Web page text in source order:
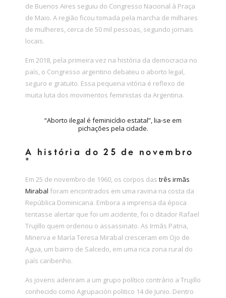
de Buenos Aires seguiu do Congresso Nacional à Praça
de Maio. A região ficou tomada pela marcha de milhares
de mulheres, cerca de 50 mil pessoas, segundo jornais
locais.
Em 2018, pela primeira vez na história da democracia no
país, o Congresso argentino debateu o aborto legal,
seguro e gratuito. Essa pequena vitória é reflexo de
muita luta dos movimentos feministas da Argentina.
“Aborto ilegal é feminicídio estatal”, lia-se em
pichações pela cidade.
A história do 25 de novembro
*
Em 25 de novembro de 1960, os corpos das três irmãs
Mirabal foram encontrados em uma ravina na costa da
República Dominicana. Embora a imprensa da época
tentasse alertar que foi um acidente, foi o ditador Rafael
Trujillo quem ordenou o assassinato. As Irmãs Patria,
Minerva e María Teresa Mirabal cresceram em Ojo de
Agua, um bairro de Salcedo, em uma rica zona rural do
país caribenho.
As jovens aderiram a um grupo político contrário a Trujillo
conhecido como Agrupación politico 14 de Junio. Dentro